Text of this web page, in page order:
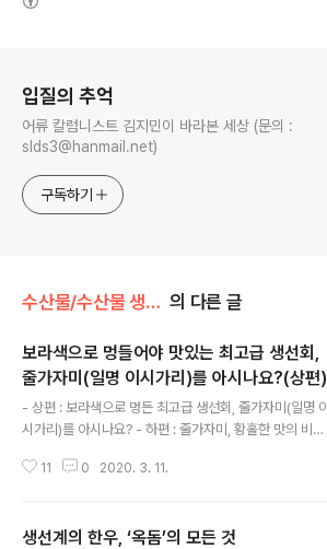
입질의 추억
어류 칼럼니스트 김지민이 바라본 세상 (문의 :
slds3@hanmail.net)
구독하기
수산물/수산물 생선회 상식 백과 의 다른 글
보라색으로 멍들어야 맛있는 최고급 생선회,
줄가자미(일명 이시가리)를 아시나요?(상편)
- 상편 : 보라색으로 멍든 최고급 생선회, 줄가자미(일명 이
시가리)를 아시나요? - 하편 : 줄가자미, 황홀한 맛의 비밀
장 많은 나라는 어디일까요? 초밥 종주국인 일본일까요?
로 많은 양을 먹는데, 이중 과반수는 생선회가 차지합니다.
11 0 2020. 3. 11.
생선계의 한우, ‘옥돔’의 모든 것